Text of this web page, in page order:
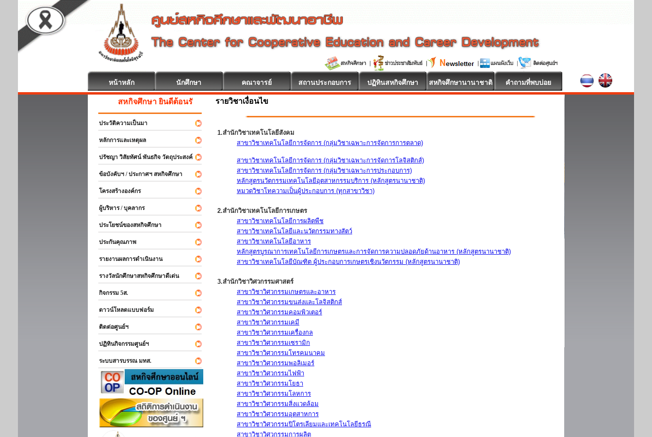
หน้าหลัก นักศึกษา คณาจารย์ สถานประกอบการ ปฏิทินสหกิจศึกษา สหกิจศึกษานานาชาติ คำถามที่พบบ่อย
สหกิจศึกษา ยินดีต้อนรับ
ประวัติความเป็นมา
หลักการและเหตุผล
ปรัชญา วิสัยทัศน์ พันธกิจ วัตถุประสงค์
ข้อบังคับฯ / ประกาศฯ สหกิจศึกษา
โครงสร้างองค์กร
ผู้บริหาร / บุคลากร
ประโยชน์ของสหกิจศึกษา
ประกันคุณภาพ
รายงานผลการดำเนินงาน
รางวัลนักศึกษาสหกิจศึกษาดีเด่น
กิจกรรม 5ส.
ดาวน์โหลดแบบฟอร์ม
ติดต่อศูนย์ฯ
ปฏิทินกิจกรรมศูนย์ฯ
ระบบสารบรรณ มทส.
รายวิชาเงื่อนไข
1.สำนักวิชาเทคโนโลยีสังคม
สาขาวิชาเทคโนโลยีการจัดการ (กลุ่มวิชาเฉพาะการจัดการการตลาด)
สาขาวิชาเทคโนโลยีการจัดการ (กลุ่มวิชาเฉพาะการจัดการโลจิสติกส์)
สาขาวิชาเทคโนโลยีการจัดการ (กลุ่มวิชาเฉพาะการประกอบการ)
หลักสูตรนวัตกรรมเทคโนโลยีอุตสาหกรรมบริการ (หลักสูตรนานาชาติ)
หมวดวิชาโทความเป็นผู้ประกอบการ (ทุกสาขาวิชา)
2.สำนักวิชาเทคโนโลยีการเกษตร
สาขาวิชาเทคโนโลยีการผลิตพืช
สาขาวิชาเทคโนโลยีและนวัตกรรมทางสัตว์
สาขาวิชาเทคโนโลยีอาหาร
หลักสูตรบูรณาการเทคโนโลยีการเกษตรและการจัดการความปลอดภัยด้านอาหาร (หลักสูตรนานาชาติ)
สาขาวิชาเทคโนโลยีบัณฑิต ผู้ประกอบการเกษตรเชิงนวัตกรรม (หลักสูตรนานาชาติ)
3.สำนักวิชาวิศวกรรมศาสตร์
สาขาวิชาวิศวกรรมเกษตรและอาหาร
สาขาวิชาวิศวกรรมขนส่งและโลจิสติกส์
สาขาวิชาวิศวกรรมคอมพิวเตอร์
สาขาวิชาวิศวกรรมเคมี
สาขาวิชาวิศวกรรมเครื่องกล
สาขาวิชาวิศวกรรมเซรามิก
สาขาวิชาวิศวกรรมโทรคมนาคม
สาขาวิชาวิศวกรรมพอลิเมอร์
สาขาวิชาวิศวกรรมไฟฟ้า
สาขาวิชาวิศวกรรมโยธา
สาขาวิชาวิศวกรรมโลหการ
สาขาวิชาวิศวกรรมสิ่งแวดล้อม
สาขาวิชาวิศวกรรมอุตสาหการ
สาขาวิชาวิศวกรรมปิโตรเลียมและเทคโนโลยีธรณี
สาขาวิชาวิศวกรรมการผลิต